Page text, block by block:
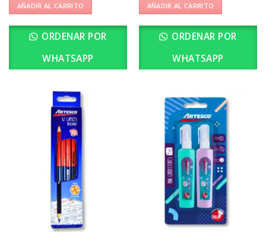
AÑADIR AL CARRITO
ORDENAR POR
WHATSAPP
AÑADIR AL CARRITO
ORDENAR POR
WHATSAPP